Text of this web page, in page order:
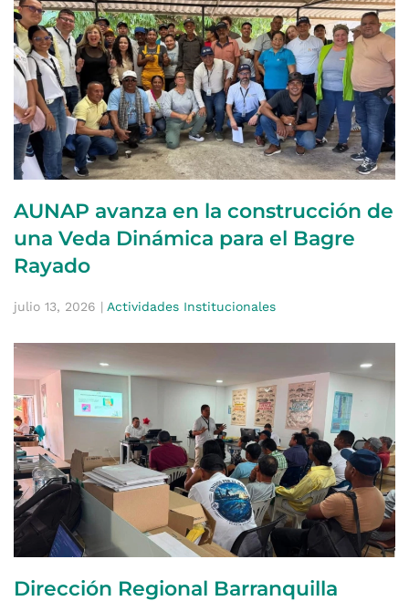
AUNAP avanza en la construcción de
una Veda Dinámica para el Bagre
Rayado
julio 13, 2026 | Actividades Institucionales
Dirección Regional Barranquilla